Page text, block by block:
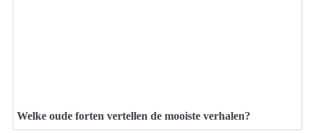
Welke oude forten vertellen de mooiste verhalen?